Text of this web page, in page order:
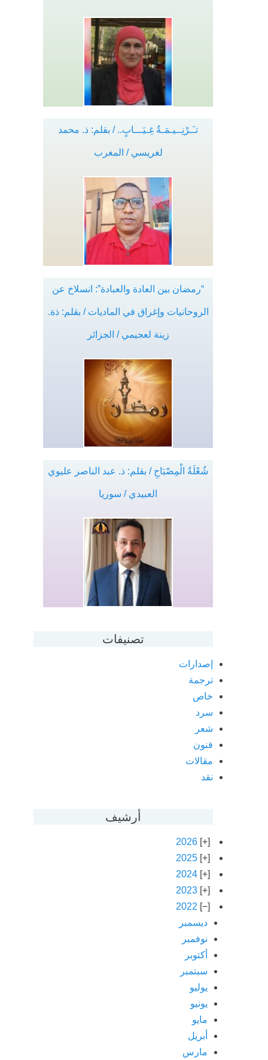
تـَـرْنِــيـمَـةُ غِـيَـــابٍ.. / بقلم: ذ. محمد
لغريسي / المغرب
“رمضان بين العادة والعبادة”: انسلاخ عن
الروحانيات وإغراق في الماديات / بقلم: ذة.
زينة لعجيمي / الجزائر
شُعْلَةُ الْمِصْبَاحِ / بقلم: ذ. عبد الناصر عليوي
العبيدي / سوريا
تصنيفات
إصدارات
ترجمة
خاص
سرد
شعر
فنون
مقالات
نقد
أرشيف
2026
2025
2024
2023
2022
ديسمبر
نوفمبر
أكتوبر
سبتمبر
يوليو
يونيو
مايو
أبريل
مارس